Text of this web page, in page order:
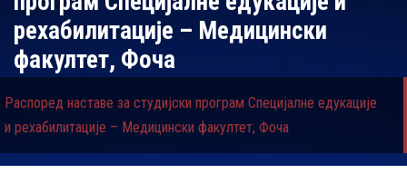
рехабилитације – Медицински
факултет, Фоча
Распоред наставе за студијски програм Специјалне едукације
и рехабилитације – Медицински факултет, Фоча